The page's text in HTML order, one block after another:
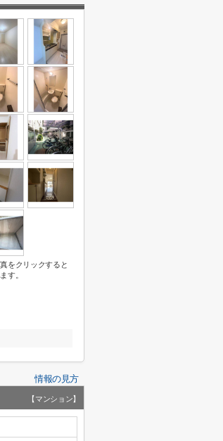
をクリックすると
す。
情報の見方
【マンション】